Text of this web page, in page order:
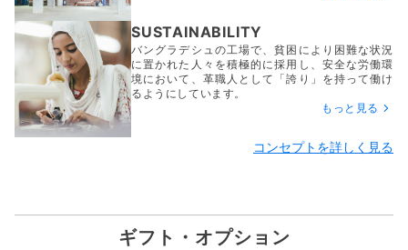
SUSTAINABILITY
バングラデシュの工場で、貧困により困難な状況
に置かれた人々を積極的に採用し、安全な労働環
境において、革職人として「誇り」を持って働け
るようにしています。
もっと見る
コンセプトを詳しく見る
ギフト・オプション